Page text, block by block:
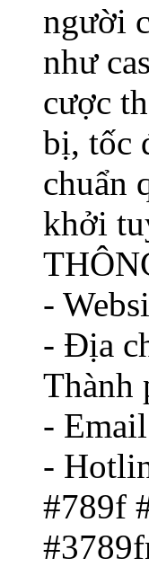
người
như
cược
bị, tốc
chuẩn
khởi
-
- Địa
Thành
-
-
#789f